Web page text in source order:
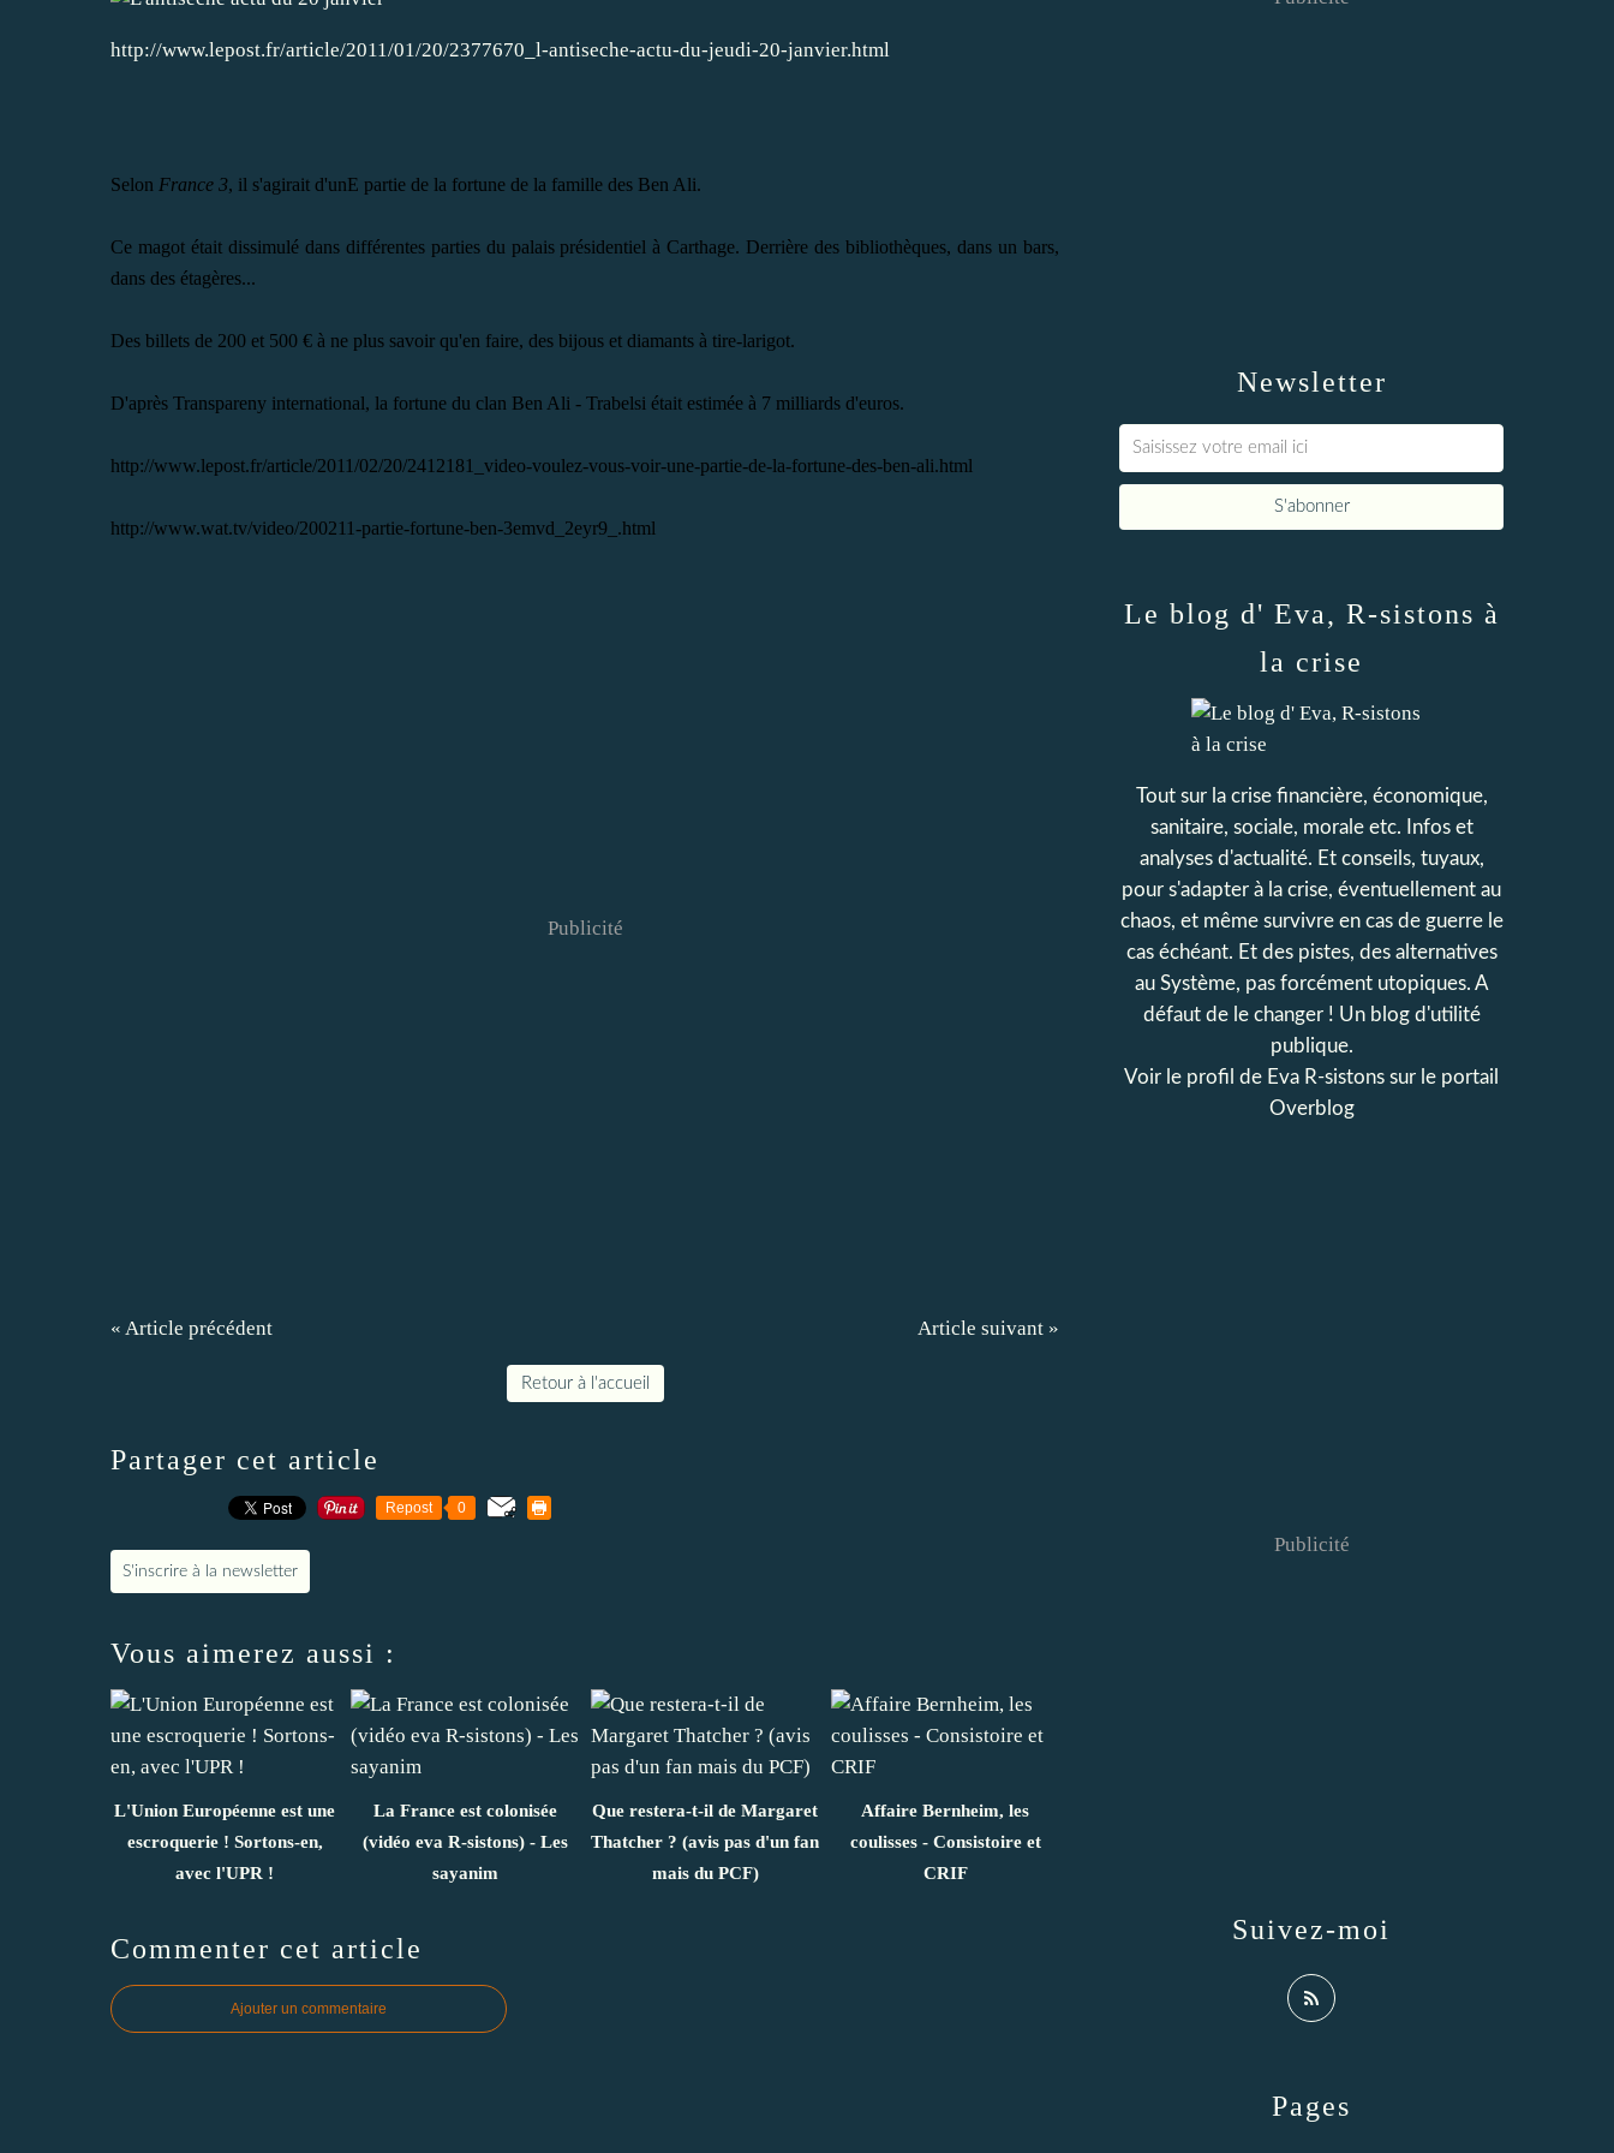
http://www.lepost.fr/article/2011/01/20/2377670_l-antiseche-actu-du-jeudi-20-janvier.html
Selon France 3, il s'agirait d'unE partie de la fortune de la famille des Ben Ali.
Ce magot était dissimulé dans différentes parties du palais présidentiel à Carthage. Derrière des bibliothèques, dans un bars,
dans des étagères...
Des billets de 200 et 500 € à ne plus savoir qu'en faire, des bijous et diamants à tire-larigot.
D'après Transpareny international, la fortune du clan Ben Ali - Trabelsi était estimée à 7 milliards d'euros.
http://www.lepost.fr/article/2011/02/20/2412181_video-voulez-vous-voir-une-partie-de-la-fortune-des-ben-ali.html
http://www.wat.tv/video/200211-partie-fortune-ben-3emvd_2eyr9_.html
Publicité
« Article précédent Article suivant »
Retour à l'accueil
Partager cet article
Repost 0
S'inscrire à la newsletter
Vous aimerez aussi :
L'Union Européenne est une
escroquerie ! Sortons-en,
avec l'UPR !
La France est colonisée
(vidéo eva R-sistons) - Les
sayanim
Que restera-t-il de Margaret
Thatcher ? (avis pas d'un fan
mais du PCF)
Affaire Bernheim, les
coulisses - Consistoire et
CRIF
Commenter cet article
Ajouter un commentaire
Newsletter
Pages
Le blog d' Eva, R-sistons à
la crise
Tout sur la crise financière, économique,
sanitaire, sociale, morale etc. Infos et
analyses d'actualité. Et conseils, tuyaux,
pour s'adapter à la crise, éventuellement au
chaos, et même survivre en cas de guerre le
cas échéant. Et des pistes, des alternatives
au Système, pas forcément utopiques. A
défaut de le changer ! Un blog d'utilité
publique.
Voir le profil de Eva R-sistons sur le portail
Overblog
Suivez-moi
Publicité